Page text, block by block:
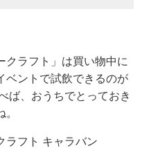
クラフト」は買い物中に
ベントで試飲できるのが
ば、おうちでとっておき
ラフト キャラバン